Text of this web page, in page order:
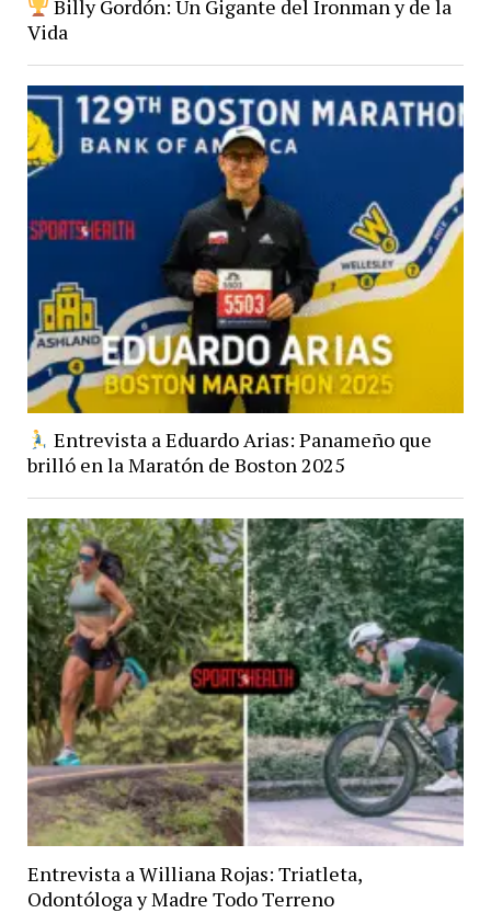
Billy Gordón: Un Gigante del Ironman y de la
Vida
Entrevista a Eduardo Arias: Panameño que
brilló en la Maratón de Boston 2025
Entrevista a Williana Rojas: Triatleta,
Odontóloga y Madre Todo Terreno